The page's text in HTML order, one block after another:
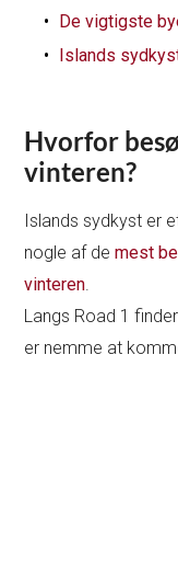
De vigtigste
Islands
Hvorfor
vinteren?
Islands sydkyst er
nogle af demest
vinteren
Langs Road 1
er nemme at